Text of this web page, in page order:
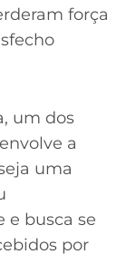
força
um dos
a
uma
e busca se
por